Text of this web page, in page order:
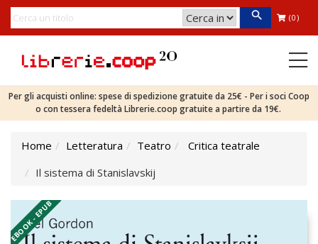
(0)
Per gli acquisti online: spese di spedizione gratuite da 25€ - Per i soci Coop
o con tessera fedeltà Librerie.coop gratuite a partire da 19€.
Home Letteratura Teatro
Critica teatrale
Il sistema di Stanislavskij
EBOOK - EPUB